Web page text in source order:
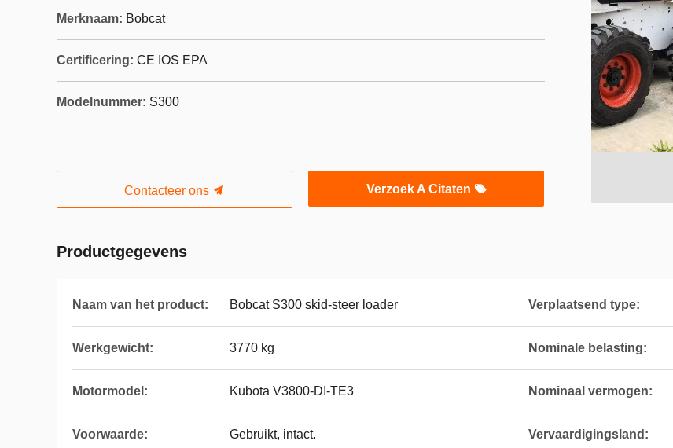
Merknaam: Bobcat
Certificering: CE IOS EPA
Modelnummer: S300
Contacteer ons Verzoek A Citaten
Productgegevens
Naam van het product: Bobcat S300 skid-steer loader Verplaatsend type:
Werkgewicht: 3770 kg Nominale belasting:
Motormodel: Kubota V3800-DI-TE3 Nominaal vermogen:
Voorwaarde: Gebruikt, intact. Vervaardigingsland: